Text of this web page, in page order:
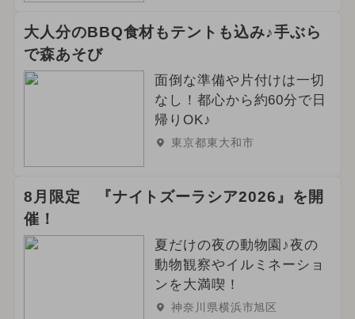
大人分のBBQ食材もテントも込み♪手ぶら
で森あそび
面倒な準備や片付けは一切
なし！都心から約60分で日
帰りOK♪
東京都東大和市
8月限定 『ナイトズーラシア2026』を開
催！
夏だけの夜の動物園♪夜の
動物観察やイルミネーショ
ンを大満喫！
神奈川県横浜市旭区